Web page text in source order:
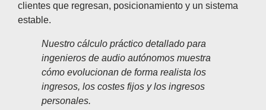
clientes que regresan, posicionamiento y un sistema
estable.
Nuestro cálculo práctico detallado para
ingenieros de audio autónomos muestra
cómo evolucionan de forma realista los
ingresos, los costes fijos y los ingresos
personales.